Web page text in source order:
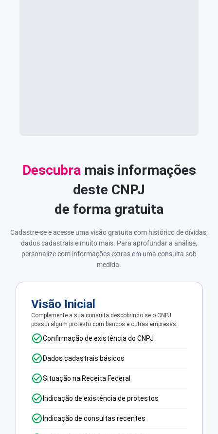
Descubra mais informações
deste CNPJ
de forma gratuita
Cadastre-se e acesse uma visão gratuita com histórico de dívidas,
dados cadastrais e muito mais. Para aprofundar a análise,
personalize com informações extras em uma consulta sob
medida.
Visão Inicial
Complemente a sua consulta descobrindo se o CNPJ
possui algum protesto com bancos e outras empresas.
Confirmação de existência do CNPJ
Dados cadastrais básicos
Situação na Receita Federal
Indicação de existência de protestos
Indicação de consultas recentes